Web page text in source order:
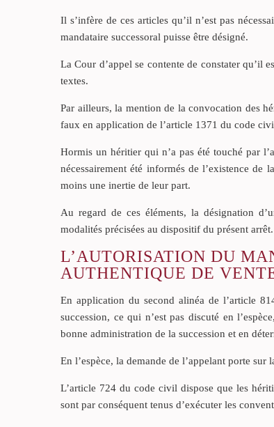
Il s’infère de ces articles qu’il n’est pas
mandataire successoral puisse être désigné.
La Cour d’appel se contente de constater qu’il
textes.
Par ailleurs, la mention de la convocation des
faux en application de l’article 1371 du code
Hormis un héritier qui n’a pas été touché par
nécessairement été informés de l’existence
moins une inertie de leur part.
Au regard de ces éléments, la désignation
modalités précisées au dispositif du présent arrêt.
L’AUTORISATION DU
AUTHENTIQUE DE
En application du second alinéa de l’article
succession, ce qui n’est pas discuté en
bonne administration de la succession et en
En l’espèce, la demande de l’appelant porte
L’article 724 du code civil dispose que les
sont par conséquent tenus d’exécuter les